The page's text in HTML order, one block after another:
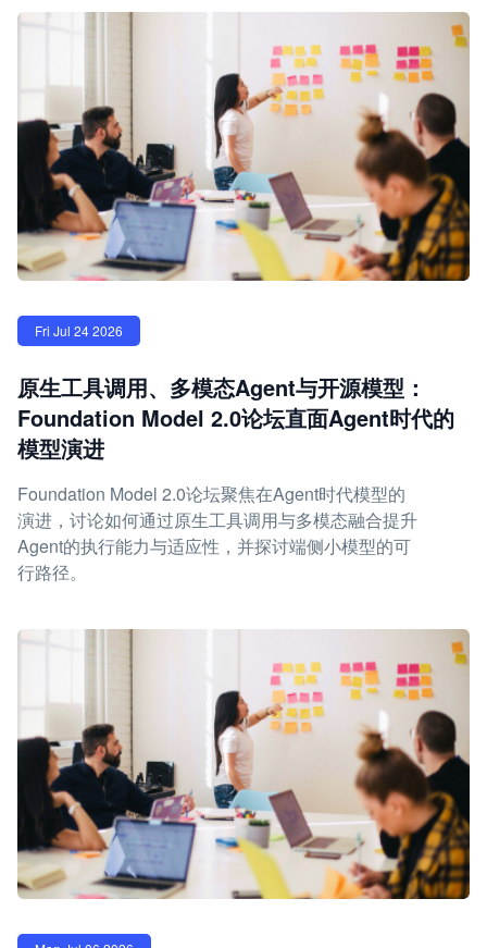
Fri Jul 24 2026
原生工具调用、多模态Agent与开源模型：
Foundation Model 2.0论坛直面Agent时代的
模型演进
Foundation Model 2.0论坛聚焦在Agent时代模型的
演进，讨论如何通过原生工具调用与多模态融合提升
Agent的执行能力与适应性，并探讨端侧小模型的可
行路径。